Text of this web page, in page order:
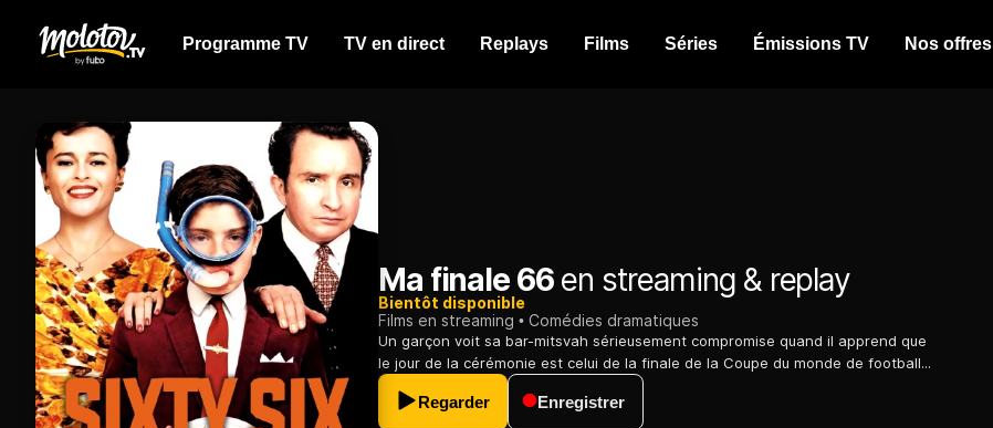
Programme TV TV en direct Replays Films Séries Émissions TV Nos offres
Ma finale 66en streaming & replay
Bientôt disponible
Films en streaming
Comédies dramatiques
Un garçon voit sa bar-mitsvah sérieusement compromise quand il apprend que
le jour de la cérémonie est celui de la finale de la Coupe du monde de football...
Regarder Enregistrer